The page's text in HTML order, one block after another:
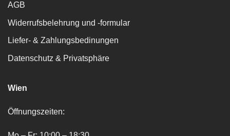
AGB
Widerrufsbelehrung und -formular
Liefer- & Zahlungsbedinungen
Datenschutz & Privatsphäre
Wien
Öffnungszeiten: